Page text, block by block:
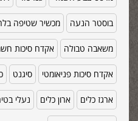
בוסטר הנעה מכשיר שטיפה
משאבה טבולה אקדח סיכות
אקדח סיכות פניאומטי סיגנט
ארגז כלים ארון כלים נעלי